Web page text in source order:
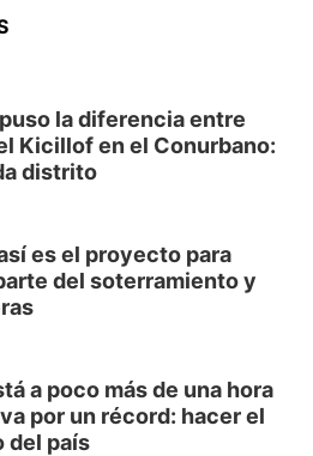
la diferencia entre
Kicillof en el Conurbano:
distrito
es el proyecto para
del soterramiento y
a poco más de una hora
por un récord: hacer el
del país